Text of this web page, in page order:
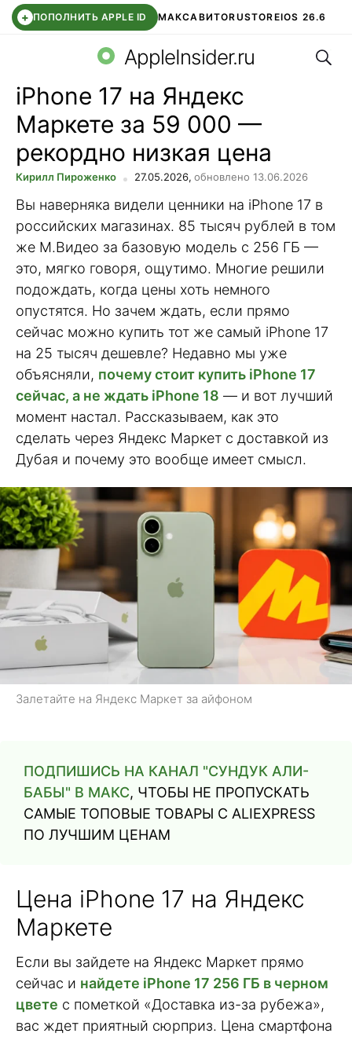
+ ПОПОЛНИТЬ APPLE ID МАКСАВИТОRUSTOREIOS 26.6
СБЕР КИДС ВТБ ОНЛАЙН ЧАТ В ROBLOX
AppleInsider.ru
iPhone 17 на Яндекс
Маркете за 59 000 —
рекордно низкая цена
Кирилл Пироженко 27.05.2026, обновлено 13.06.2026
Вы наверняка видели ценники на iPhone 17 в
российских магазинах. 85 тысяч рублей в том
же М.Видео за базовую модель с 256 ГБ —
это, мягко говоря, ощутимо. Многие решили
подождать, когда цены хоть немного
опустятся. Но зачем ждать, если прямо
сейчас можно купить тот же самый iPhone 17
на 25 тысяч дешевле? Недавно мы уже
объясняли, почему стоит купить iPhone 17
сейчас, а не ждать iPhone 18 — и вот лучший
момент настал. Рассказываем, как это
сделать через Яндекс Маркет с доставкой из
Дубая и почему это вообще имеет смысл.
Залетайте на Яндекс Маркет за айфоном
ПОДПИШИСЬ НА КАНАЛ "СУНДУК АЛИ-
БАБЫ" В МАКС, ЧТОБЫ НЕ ПРОПУСКАТЬ
САМЫЕ ТОПОВЫЕ ТОВАРЫ С ALIEXPRESS
ПО ЛУЧШИМ ЦЕНАМ
Цена iPhone 17 на Яндекс
Маркете
Если вы зайдете на Яндекс Маркет прямо
сейчас и найдете iPhone 17 256 ГБ в черном
цвете с пометкой «Доставка из-за рубежа»,
вас ждет приятный сюрприз. Цена смартфона